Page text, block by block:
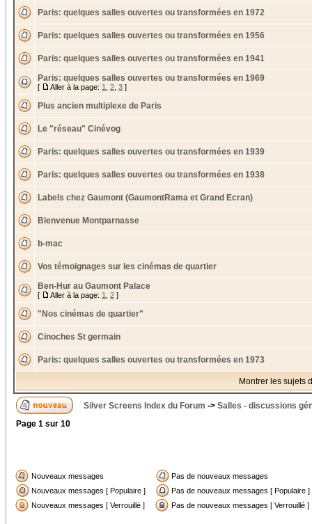
Paris: quelques salles ouvertes ou transformées en 1972
Paris: quelques salles ouvertes ou transformées en 1956
Paris: quelques salles ouvertes ou transformées en 1941
Paris: quelques salles ouvertes ou transformées en 1969
[ Aller à la page: 1 2 3 ]
Plus ancien multiplexe de Paris
Le "réseau" Cinévog
Paris: quelques salles ouvertes ou transformées en 1939
Paris: quelques salles ouvertes ou transformées en 1938
Labels chez Gaumont (GaumontRama et Grand Ecran)
Bienvenue Montparnasse
b-mac
Vos témoignages sur les cinémas de quartier
Ben-Hur au Gaumont Palace
[ Aller à la page: 1 2 ]
"Nos cinémas de quartier"
Cinoches St germain
Paris: quelques salles ouvertes ou transformées en 1973
Montrer les sujets
Silver Screens Index du Forum -> Salles - discussions
Page 1 sur 10
Nouveaux messages
Pas de nouveaux messages
Nouveaux messages [ Populaire ]
Pas de nouveaux messages [ Populaire ]
Nouveaux messages [ Verrouillé ]
Pas de nouveaux messages [ Verrouillé ]